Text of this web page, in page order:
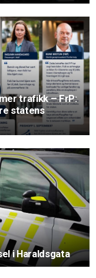
trafikk – FrP:
statens
i Haraldsgata